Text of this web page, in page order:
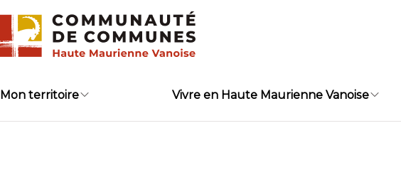
content
Mon territoire Vivre en Haute Maurienne Vanoise